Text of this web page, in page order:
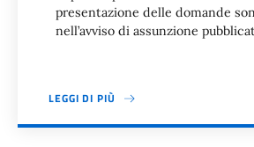
presentazione delle domande
nell’avviso di assunzione
LEGGI DI PIÙ